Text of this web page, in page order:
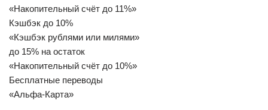
«Накопительный счёт до 11%»
Кэшбэк до 10%
«Кэшбэк рублями или милями»
до 15% на остаток
«Накопительный счёт до 10%»
Бесплатные переводы
«Альфа-Карта»